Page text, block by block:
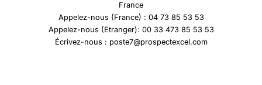
France
Appelez-nous (France) : 04 73 85 53 53
Appelez-nous (Etranger): 00 33 473 85 53 53
Écrivez-nous : poste7@prospectexcel.com